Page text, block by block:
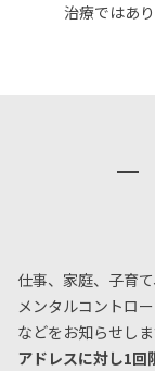
治療ではあ
仕事、家庭、子育
メンタルコントロー
などをお知らせしま
アドレスに対し1回